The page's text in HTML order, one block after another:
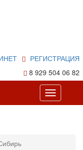
РЕГИСТРАЦИЯ
8 929 504 06 82
Toggle
navigation